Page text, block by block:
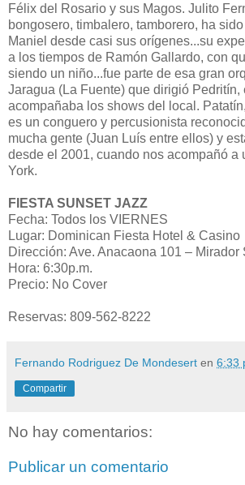
Félix del Rosario y sus Magos. Julito
bongosero, timbalero, tamborero, ha
Maniel desde casi sus orígenes...su
a los tiempos de Ramón Gallardo, con
siendo un niño...fue parte de esa gran
Jaragua (La Fuente) que dirigió Pedritín,
acompañaba los shows del local.
es un conguero y percusionista
mucha gente (Juan Luís entre ellos) y
desde el 2001, cuando nos acompañó a
York.
FIESTA SUNSET JAZZ
Fecha: Todos los VIERNES
Lugar: Dominican Fiesta Hotel & Casino
Dirección: Ave. Anacaona 101 – Mirador
Hora: 6:30p.m.
Precio: No Cover
Reservas: 809-562-8222
Fernando Rodriguez De Mondesert en 6:33
Compartir
No hay comentarios:
Publicar un comentario